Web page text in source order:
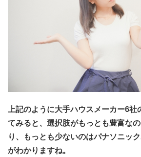
上記のように大手ハウスメーカー6社
てみると、選択肢がもっとも豊富な
り、もっとも少ないのはパナソニッ
がわかりますね。